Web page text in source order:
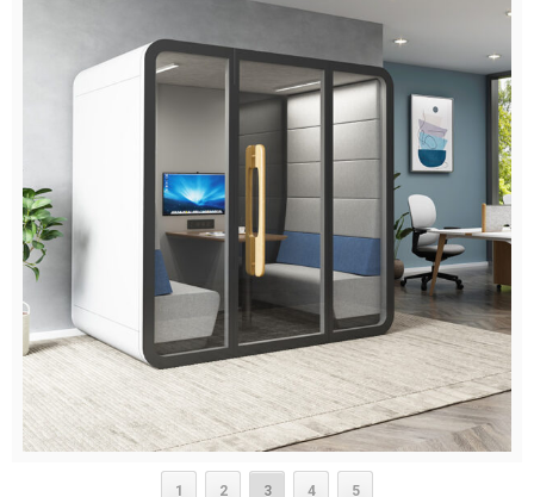
1 2 3 4 5